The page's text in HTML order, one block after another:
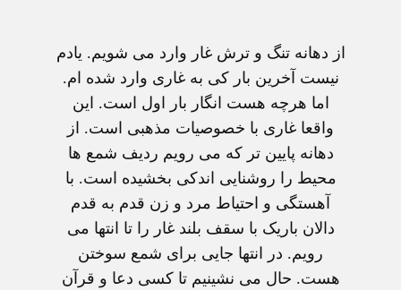
از دهانه تنگ و ترش غار وارد می شويم. يادم
نيست آخرين بار کی به غاری وارد شده ام.
اما هرچه هست انگار بار اول است. اين
واقعا غاری با خصوصيات مذهبی است. از
دهانه پايين تر که می رويم رديف شمع ها
محيط را روشنايی اندکی بخشيده است. با
آهستگی و احتياط مرد و زن قدم به قدم
دالان باريک با سقف بلند غار را تا انتها می
رويم. در انتها جايی برای شمع سوختن
هست. حال می نشينيم تا کسی دعا و قرآن